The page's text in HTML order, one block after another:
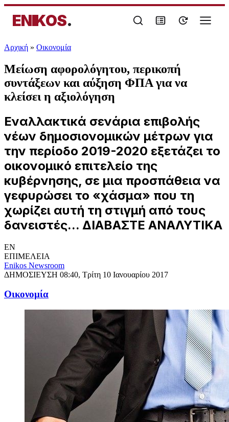
ENIKOS.
Αρχική » Oικονομία
Μείωση αφορολόγητου, περικοπή
συντάξεων και αύξηση ΦΠΑ για να
κλείσει η αξιολόγηση
Εναλλακτικά σενάρια επιβολής
νέων δημοσιονομικών μέτρων για
την περίοδο 2019-2020 εξετάζει το
οικονομικό επιτελείο της
κυβέρνησης, σε μια προσπάθεια να
γεφυρώσει το «χάσμα» που τη
χωρίζει αυτή τη στιγμή από τους
δανειστές... ΔΙΑΒΑΣΤΕ ΑΝΑΛΥΤΙΚΑ
EN
ΕΠΙΜΕΛΕΙΑ
Enikos Newsroom
ΔΗΜΟΣΙΕΥΣΗ 08:40, Τρίτη 10 Ιανουαρίου 2017
Oικονομία